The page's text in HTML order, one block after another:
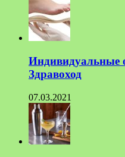
Индивидуальные
Здравоход
07.03.2021